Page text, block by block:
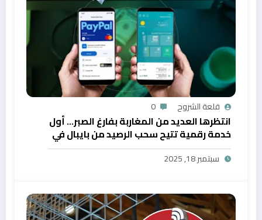
قلعة الشروح 0
انتظرها العديد من المغاربة بفارغ الصبر… أول
خدمة رقمية تتيح سحب الرصيد من بايبال في
المغرب
سبتمبر 18, 2025